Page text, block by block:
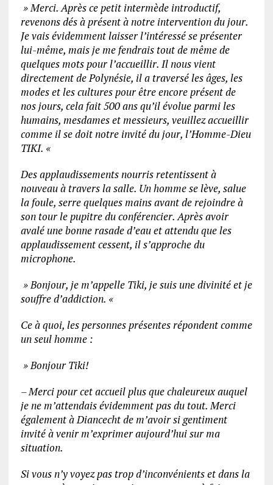
» Merci. Après ce petit intermède introductif,
revenons dés à présent à notre intervention du jour.
Je vais évidemment laisser l’intéressé se présenter
lui-même, mais je me fendrais tout de même de
quelques mots pour l’accueillir. Il nous vient
directement de Polynésie, il a traversé les âges, les
modes et les cultures pour être encore présent de
nos jours, cela fait 500 ans qu’il évolue parmi les
humains, mesdames et messieurs, veuillez accueillir
comme il se doit notre invité du jour, l’Homme-Dieu
TIKI. «
Des applaudissements nourris retentissent à
nouveau à travers la salle. Un homme se lève, salue
la foule, serre quelques mains avant de rejoindre à
son tour le pupitre du conférencier. Après avoir
avalé une bonne rasade d’eau et attendu que les
applaudissement cessent, il s’approche du
microphone.
» Bonjour, je m’appelle Tiki, je suis une divinité et je
souffre d’addiction. «
Ce à quoi, les personnes présentes répondent comme
un seul homme :
» Bonjour Tiki!
– Merci pour cet accueil plus que chaleureux auquel
je ne m’attendais évidemment pas du tout. Merci
également à Diancecht de m’avoir si gentiment
invité à venir m’exprimer aujourd’hui sur ma
situation.
Si vous n’y voyez pas trop d’inconvénients et dans la